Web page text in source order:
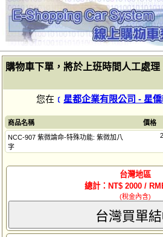
購物車下單，將於上班時間人工處
您在 ﹝ 星都企業有限公司 - 星
商品名稱 價格
NCC-907 紫微論命-特殊功能: 紫微加八
字
台灣地區
總計：NT$ 2000 /
(稅金內含)
台灣買單